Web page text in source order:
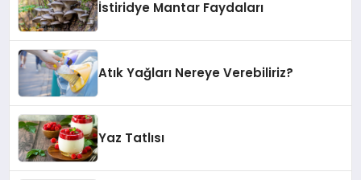
İstiridye Mantar Faydaları
Atık Yağları Nereye Verebiliriz?
Yaz Tatlısı